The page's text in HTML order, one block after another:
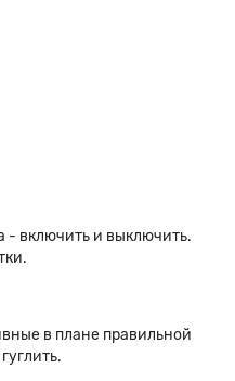
- включить и выключить.
в плане правильной